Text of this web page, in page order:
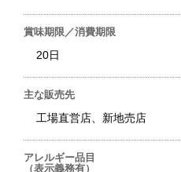
賞味期限／消費期限
20日
主な販売先
工場直営店、新地売店
アレルギー品目
（表示義務有）